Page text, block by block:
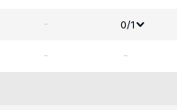
- 0/1
- -